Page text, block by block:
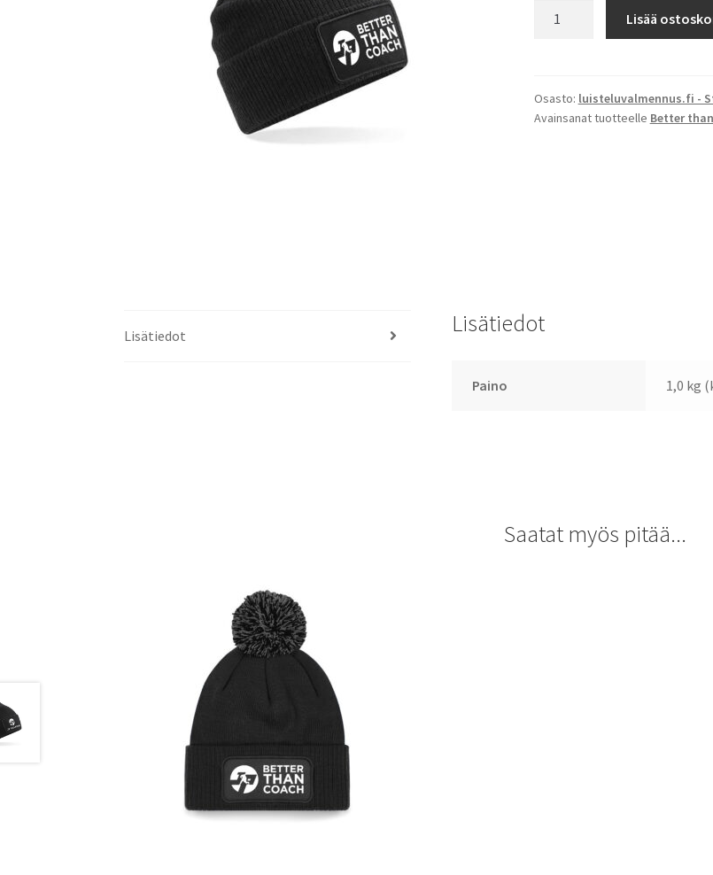
pipo
määrä
Lisää
Osasto: luisteluvalmennus.fi -
Avainsanat tuotteelle Better than
Lisätiedot Lisätiedot
Paino 1,0 kg
Saatat myös pitää...